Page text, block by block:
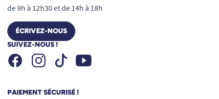
de 9h à 12h30 et de 14h à 18h
ÉCRIVEZ-NOUS
SUIVEZ-NOUS !
FacebookInstagramTiktok Youtube
PAIEMENT SÉCURISÉ !